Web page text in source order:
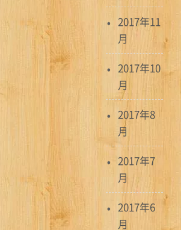
2017年11
月
2017年10
月
2017年8
月
2017年7
月
2017年6
月